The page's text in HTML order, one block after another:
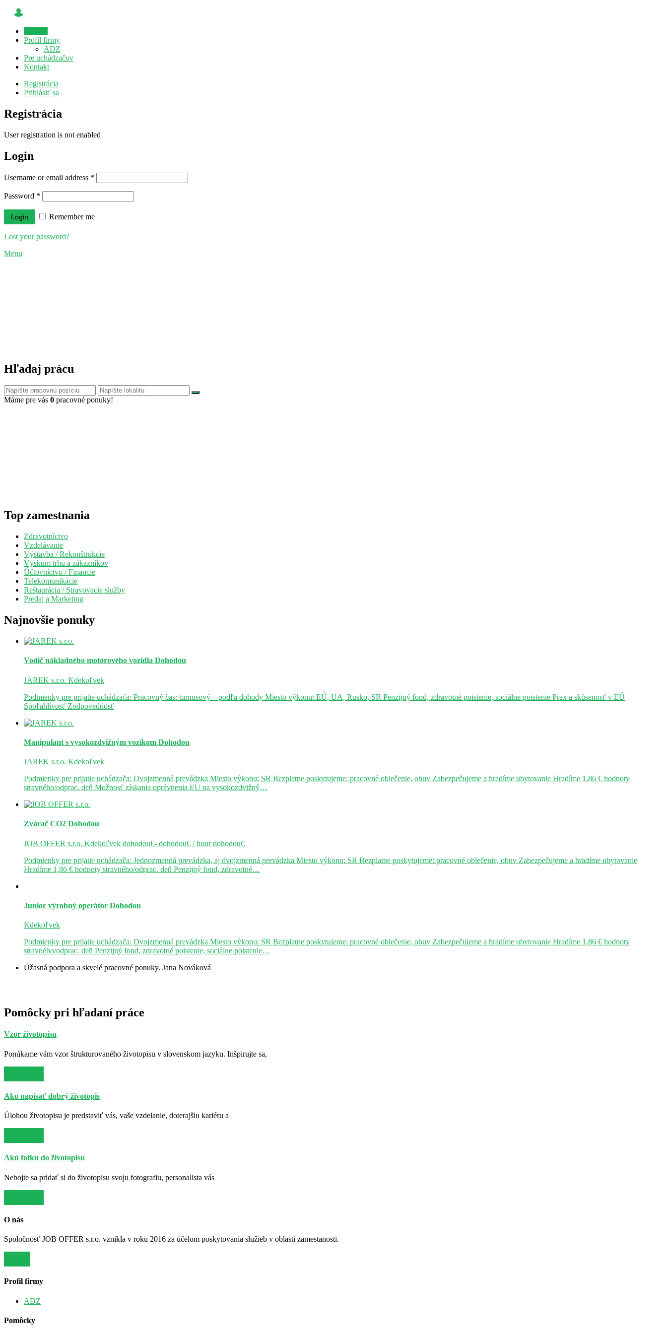
Profil firmy
ADZ
Pre uchádzačov
Kontakt
Registrácia
Prihlásiť sa
Registrácia
User registration is not enabled
Login
Username or email address *
Password *
Remember me
Lost your password?
Menu
Hľadaj prácu
Máme pre vás 0 pracovné ponuky!
Top zamestnania
Zdravotníctvo
Vzdelávanie
Výstavba / Rekonštrukcie
Výskum trhu a zákazníkov
Účtovníctvo / Financie
Telekomunikácie
Reštaurácia / Stravovacie služby
Predaj a Marketing
Najnovšie ponuky
Vodič nákladného motorového vozidla Dohodou
JAREK s.r.o. Kdekoľvek
Podmienky pre prijatie uchádzača: Pracovný čas: turnusový – podľa dohody Miesto výkonu: EÚ, UA, Rusko, SR Penzijný fond, zdravotné poistenie, sociálne poistenie Prax a skúsenosť v EÚ
Spoľahlivosť Zodpovednosť
Manipulant s vysokozdvižným vozíkom Dohodou
JAREK s.r.o. Kdekoľvek
Podmienky pre prijatie uchádzača: Dvojzmenná prevádzka Miesto výkonu: SR Bezplatne poskytujeme: pracovné oblečenie, obuv Zabezpečujeme a hradíme ubytovanie Hradíme 1,86 € hodnoty
stravného/odprac. deň Možnosť získania oprávnenia EU na vysokozdvižný…
Zvárač CO2 Dohodou
JOB OFFER s.r.o. Kdekoľvek dohodou€- dohodou€ / hourdohodou€
Podmienky pre prijatie uchádzača: Jednozmenná prevádzka, aj dvojzmenná prevádzka Miesto výkonu: SR Bezplatne poskytujeme: pracovné oblečenie, obuv Zabezpečujeme a hradíme ubytovanie
Hradíme 1,86 € hodnoty stravného/odprac. deň Penzijný fond, zdravotné…
Junior výrobný operátor Dohodou
Kdekoľvek
Podmienky pre prijatie uchádzača: Dvojzmenná prevádzka Miesto výkonu: SR Bezplatne poskytujeme: pracovné oblečenie, obuv Zabezpečujeme a hradíme ubytovanie Hradíme 1,86 € hodnoty
stravného/odprac. deň Penzijný fond, zdravotné poistenie, sociálne poistenie…
Úžasná podpora a skvelé pracovné ponuky. Jana Nováková
Pomôcky pri hľadaní práce
Vzor životopisu
Ponúkame vám vzor štrukturovaného životopisu v slovenskom jazyku. Inšpirujte sa,
Ako napísať dobrý životopis
Úlohou životopisu je predstaviť vás, vaše vzdelanie, doterajšiu kariéru a
Akú fotku do životopisu
Nebojte sa pridať si do životopisu svoju fotografiu, personalista vás
O nás
Spoločnosť JOB OFFER s.r.o. vznikla v roku 2016 za účelom poskytovania služieb v oblasti zamestanosti.
Profil firmy
ADZ
Pomôcky